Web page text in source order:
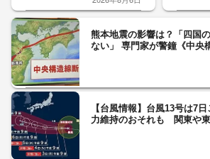
熊本地震の影響は？「四国
ない」 専門家が警鐘《中央
【台風情報】台風13号は7
力維持のおそれも 関東や